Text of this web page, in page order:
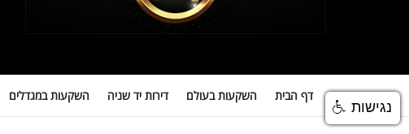
דף הבית השקעות בעולם דירות יד שניה השקעות במגדלים
נגישות